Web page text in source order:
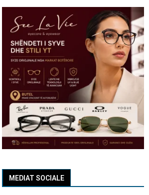
MEDIAT SOCIALE